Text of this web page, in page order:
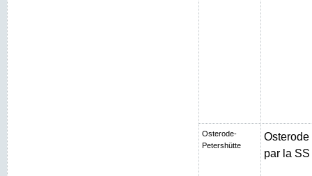
Osterode-
Petershütte
par la